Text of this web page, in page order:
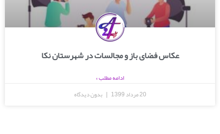
عکاس فضای باز و مجالسات در شهرستان نکا
ادامه مطلب »
20 مرداد 1399
بدون دیدگاه